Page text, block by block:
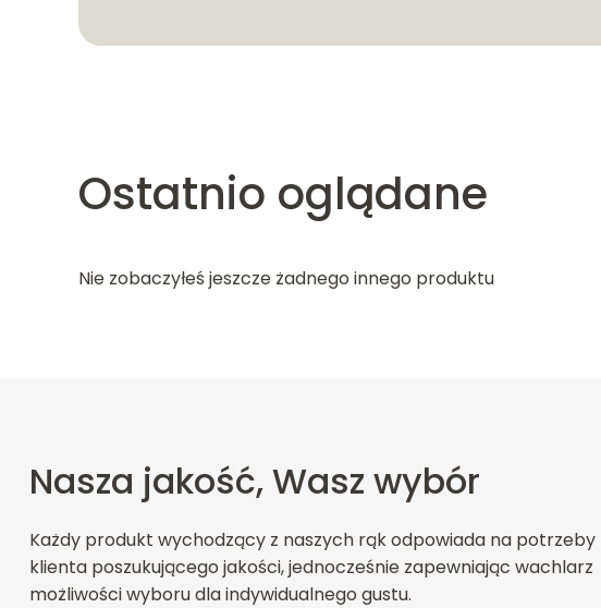
Ostatnio oglądane
Nie zobaczyłeś jeszcze żadnego innego produktu
Nasza jakość, Wasz wybór
Każdy produkt wychodzący z naszych rąk odpowiada na potrzeby
klienta poszukującego jakości, jednocześnie zapewniając wachlarz
możliwości wyboru dla indywidualnego gustu.